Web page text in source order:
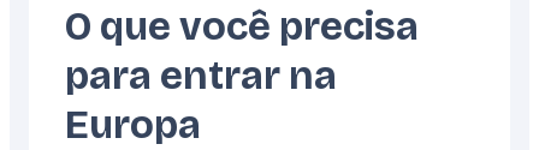
O que você precisa
para entrar na
Europa